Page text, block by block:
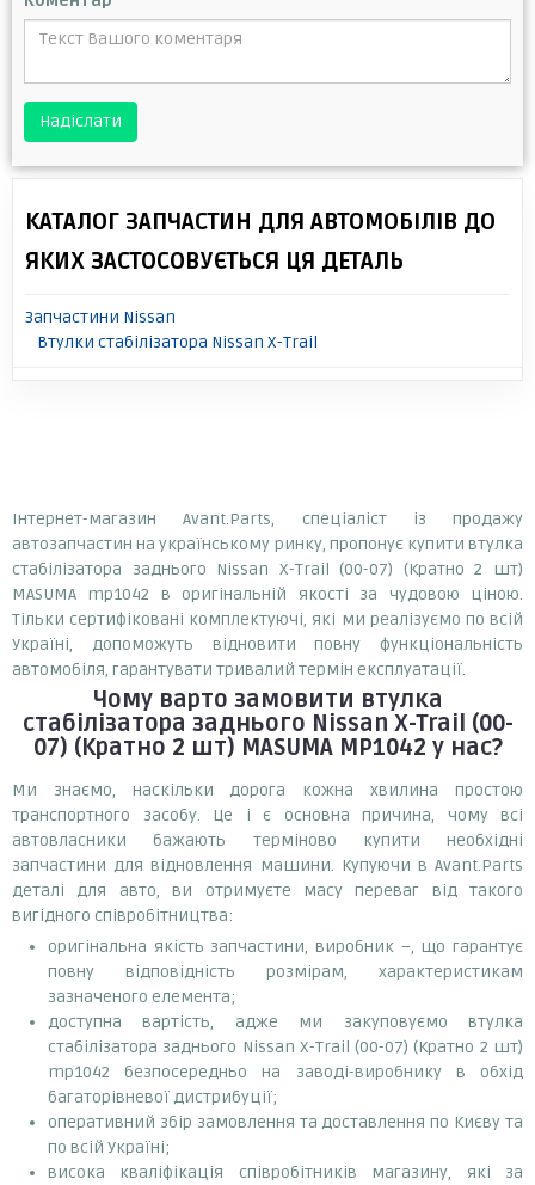
Надіслати
КАТАЛОГ ЗАПЧАСТИН ДЛЯ АВТОМОБІЛІВ ДО
ЯКИХ ЗАСТОСОВУЄТЬСЯ ЦЯ ДЕТАЛЬ
Запчастини Nissan
Втулки стабілізатора Nissan X-Trail
Інтернет-магазин Avant.Parts, спеціаліст із продажу
автозапчастин на українському ринку, пропонує купити втулка
стабілізатора заднього Nissan X-Trail (00-07) (Кратно 2 шт)
MASUMA mp1042 в оригінальній якості за чудовою ціною.
Тільки сертифіковані комплектуючі, які ми реалізуємо по всій
Україні, допоможуть відновити повну функціональність
автомобіля, гарантувати тривалий термін експлуатації.
Чому варто замовити втулка
стабілізатора заднього Nissan X-Trail (00-
07) (Кратно 2 шт) MASUMA MP1042 у нас?
Ми знаємо, наскільки дорога кожна хвилина простою
транспортного засобу. Це і є основна причина, чому всі
автовласники бажають терміново купити необхідні
запчастини для відновлення машини. Купуючи в Avant.Parts
деталі для авто, ви отримуєте масу переваг від такого
вигідного співробітництва:
оригінальна якість запчастини, виробник –, що гарантує
повну відповідність розмірам, характеристикам
зазначеного елемента;
доступна вартість, адже ми закуповуємо втулка
стабілізатора заднього Nissan X-Trail (00-07) (Кратно 2 шт)
mp1042 безпосередньо на заводі-виробнику в обхід
багаторівневої дистрибуції;
оперативний збір замовлення та доставлення по Києву та
по всій Україні;
висока кваліфікація співробітників магазину, які за